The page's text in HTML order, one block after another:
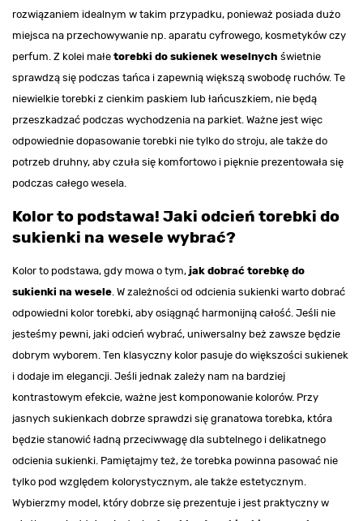
rozwiązaniem idealnym w takim przypadku, ponieważ posiada dużo
miejsca na przechowywanie np. aparatu cyfrowego, kosmetyków czy
perfum. Z kolei małe torebki do sukienek weselnych świetnie
sprawdzą się podczas tańca i zapewnią większą swobodę ruchów. Te
niewielkie torebki z cienkim paskiem lub łańcuszkiem, nie będą
przeszkadzać podczas wychodzenia na parkiet. Ważne jest więc
odpowiednie dopasowanie torebki nie tylko do stroju, ale także do
potrzeb druhny, aby czuła się komfortowo i pięknie prezentowała się
podczas całego wesela.
Kolor to podstawa! Jaki odcień torebki do
sukienki na wesele wybrać?
Kolor to podstawa, gdy mowa o tym, jak dobrać torebkę do
sukienki na wesele . W zależności od odcienia sukienki warto dobrać
odpowiedni kolor torebki, aby osiągnąć harmonijną całość. Jeśli nie
jesteśmy pewni, jaki odcień wybrać, uniwersalny beż zawsze będzie
dobrym wyborem. Ten klasyczny kolor pasuje do większości sukienek
i dodaje im elegancji. Jeśli jednak zależy nam na bardziej
kontrastowym efekcie, ważne jest komponowanie kolorów. Przy
jasnych sukienkach dobrze sprawdzi się granatowa torebka, która
będzie stanowić ładną przeciwwagę dla subtelnego i delikatnego
odcienia sukienki. Pamiętajmy też, że torebka powinna pasować nie
tylko pod względem kolorystycznym, ale także estetycznym.
Wybierzmy model, który dobrze się prezentuje i jest praktyczny w